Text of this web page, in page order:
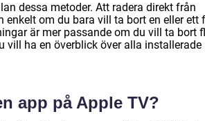
dessa metoder. Att radera direkt från
enkelt om du bara vill ta bort en eller ett
är mer passande om du vill ta bort
vill ha en överblick över alla installerade
app på Apple TV?